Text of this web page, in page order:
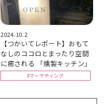
2024.10.2
【つかいてレポート】おもて
なしのココロとまったり空間
に癒される 「燻製キッチン」
#マーケティング